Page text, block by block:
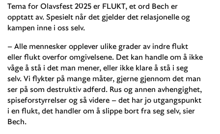
Tema for Olavsfest 2025 er FLUKT, et ord Bech er
opptatt av. Spesielt når det gjelder det relasjonelle og
kampen inne i oss selv.
– Alle mennesker opplever ulike grader av indre flukt
eller flukt overfor omgivelsene. Det kan handle om å ikke
våge å stå i det man mener, eller ikke klare å stå i seg
selv. Vi flykter på mange måter, gjerne gjennom det man
ser på som destruktiv adferd. Rus og annen avhengighet,
spiseforstyrrelser og så videre – det har jo utgangspunkt
i en flukt, det handler om å slippe bort fra seg selv, sier
Bech.